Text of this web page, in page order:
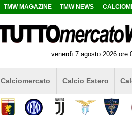
TMW MAGAZINE TMW NEWS
venerdì 7 agosto 2026 ore
Calciomercato Calcio Estero